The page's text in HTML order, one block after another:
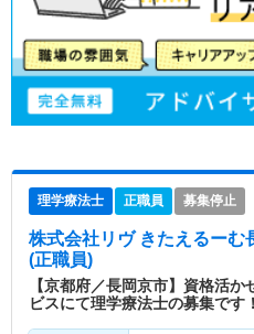
理学療法士 正職員 募集停止
株式会社リヴ きたえるーむ
(正職員)
【京都府／長岡京市】資格活
ビスにて理学療法士の募集です